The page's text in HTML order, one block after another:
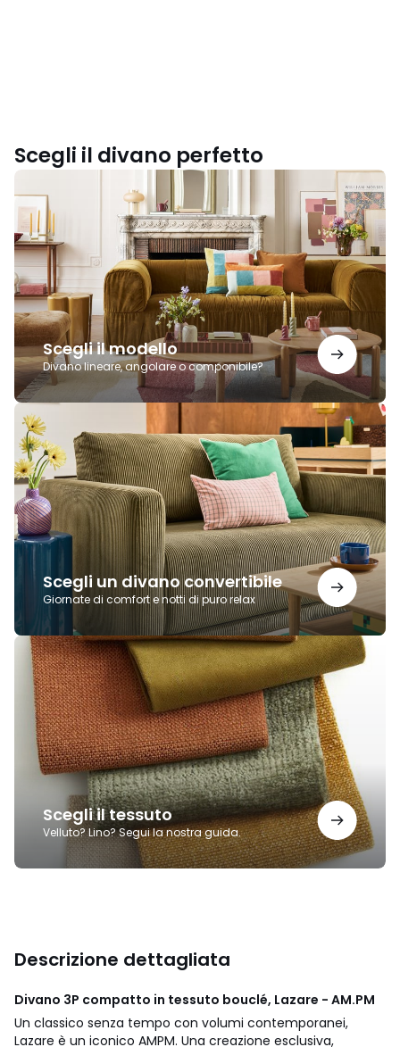
Scegli il divano perfetto
Scegli il modello
Divano lineare, angolare o componibile?
il
modello
Scegli un divano convertibile
Giornate di comfort e notti di puro relax
Scegli
un
divano
convertibile
Scegli il tessuto
Velluto? Lino? Segui la nostra guida.
Scegli
tessuto
Descrizione dettagliata
Divano 3P compatto in tessuto bouclé, Lazare - AM.PM
Un classico senza tempo con volumi contemporanei,
Lazare è un iconico AMPM. Una creazione esclusiva,